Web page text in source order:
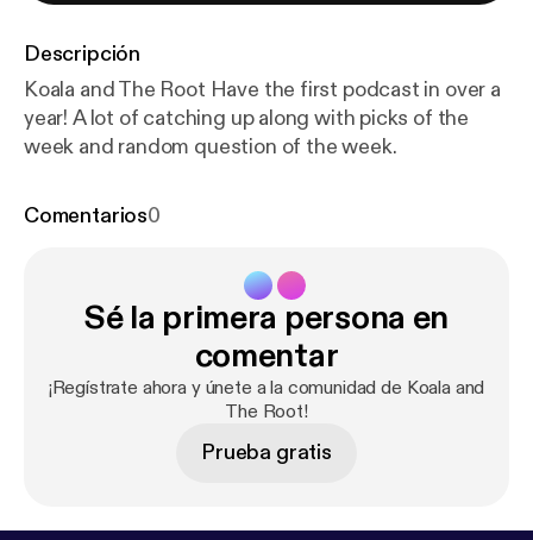
Descripción
Koala and The Root Have the first podcast in over a
year! A lot of catching up along with picks of the
week and random question of the week.
Comentarios0
Sé la primera persona en
comentar
¡Regístrate ahora y únete a la comunidad de Koala and
The Root!
Prueba gratis